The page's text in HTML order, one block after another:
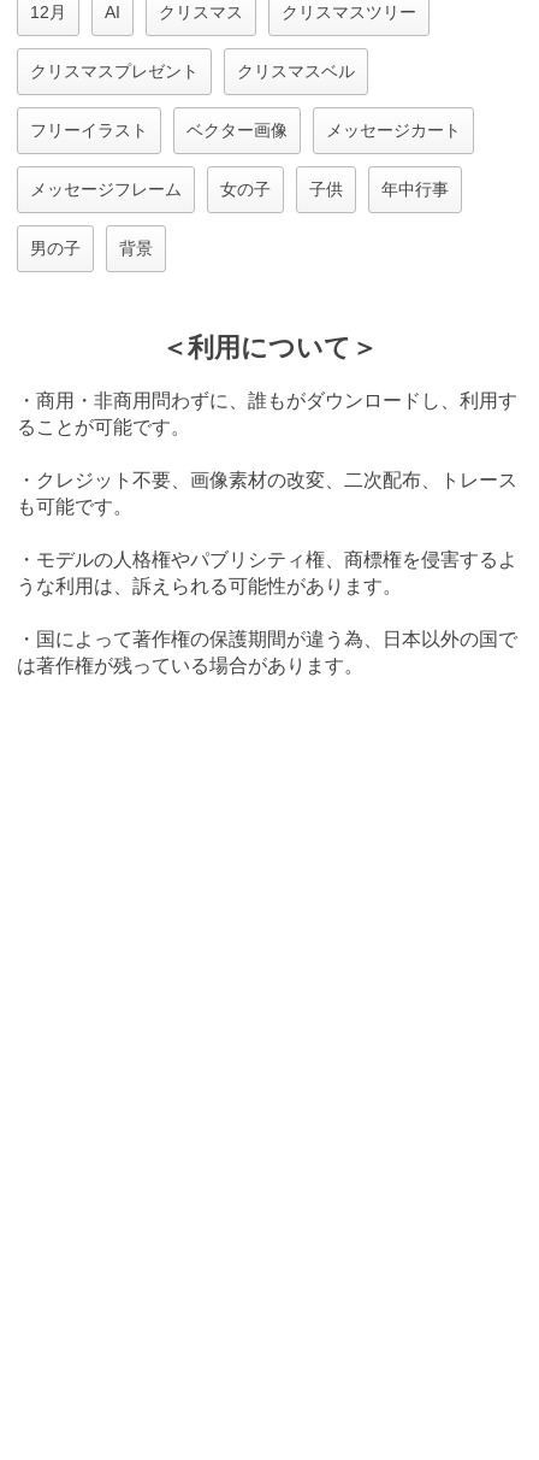
12月 AI クリスマス クリスマスツリー
クリスマスプレゼント クリスマスベル
フリーイラスト ベクター画像 メッセージカート
メッセージフレーム 女の子 子供 年中行事
男の子 背景
＜利用について＞
・商用・非商用問わずに、誰もがダウンロードし、利用す
ることが可能です。
・クレジット不要、画像素材の改変、二次配布、トレース
も可能です。
・モデルの人格権やパブリシティ権、商標権を侵害するよ
うな利用は、訴えられる可能性があります。
・国によって著作権の保護期間が違う為、日本以外の国で
は著作権が残っている場合があります。